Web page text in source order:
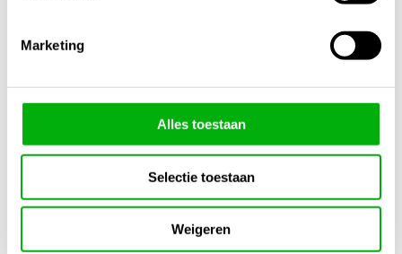
Marketing
Alles toestaan
Selectie toestaan
Weigeren
Inhoud
Meng Verhouding